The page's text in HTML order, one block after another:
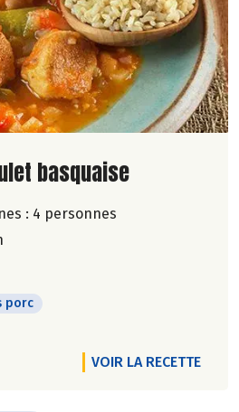
recette
basquaise
: 4 personnes
porc
VOIR LA RECETTE